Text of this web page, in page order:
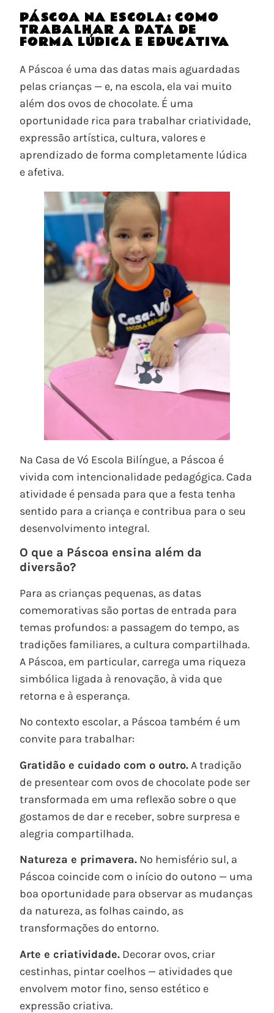
PÁSCOA NA ESCOLA: COMO
TRABALHAR A DATA DE
FORMA LÚDICA E EDUCATIVA
A Páscoa é uma das datas mais aguardadas
pelas crianças — e, na escola, ela vai muito
além dos ovos de chocolate. É uma
oportunidade rica para trabalhar criatividade,
expressão artística, cultura, valores e
aprendizado de forma completamente lúdica
e afetiva.
Na Casa de Vó Escola Bilíngue, a Páscoa é
vivida com intencionalidade pedagógica. Cada
atividade é pensada para que a festa tenha
sentido para a criança e contribua para o seu
desenvolvimento integral.
O que a Páscoa ensina além da
diversão?
Para as crianças pequenas, as datas
comemorativas são portas de entrada para
temas profundos: a passagem do tempo, as
tradições familiares, a cultura compartilhada.
A Páscoa, em particular, carrega uma riqueza
simbólica ligada à renovação, à vida que
retorna e à esperança.
No contexto escolar, a Páscoa também é um
convite para trabalhar:
Gratidão e cuidado com o outro.A tradição
de presentear com ovos de chocolate pode ser
transformada em uma reflexão sobre o que
gostamos de dar e receber, sobre surpresa e
alegria compartilhada.
Natureza e primavera. No hemisfério sul, a
Páscoa coincide com o início do outono — uma
boa oportunidade para observar as mudanças
da natureza, as folhas caindo, as
transformações do entorno.
Arte e criatividade. Decorar ovos, criar
cestinhas, pintar coelhos — atividades que
envolvem motor fino, senso estético e
expressão criativa.